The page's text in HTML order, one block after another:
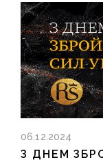
06.12.2024
З ДНЕМ